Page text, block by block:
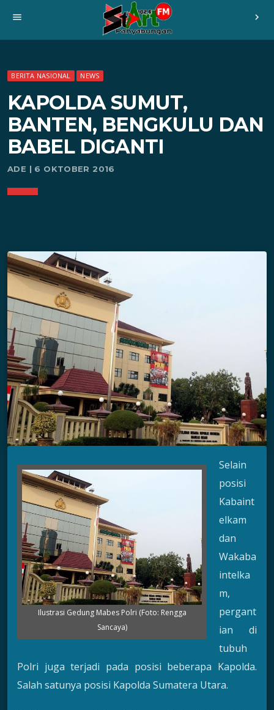
menu chevron_right
BERITA NASIONAL NEWS
KAPOLDA SUMUT,
BANTEN, BENGKULU DAN
BABEL DIGANTI
ADE | 6 OKTOBER 2016
Ilustrasi Gedung Mabes Polri (Foto: Rengga
Sancaya)
Selain
posisi
Kabaint
elkam
dan
Wakaba
intelka
m,
pergant
ian di
tubuh
Polri juga terjadi pada posisi beberapa Kapolda.
Salah satunya posisi Kapolda Sumatera Utara.